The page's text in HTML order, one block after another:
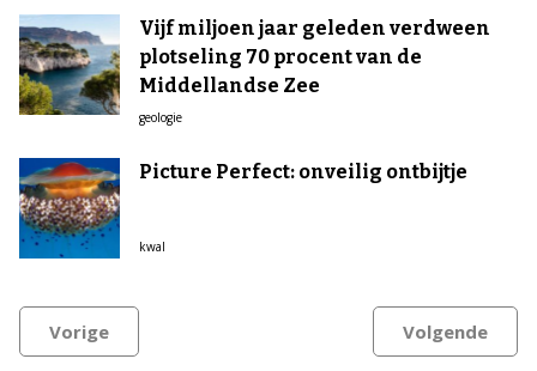
Vijf miljoen jaar geleden verdween
plotseling 70 procent van de
Middellandse Zee
geologie
Picture Perfect: onveilig ontbijtje
kwal
Vorige Volgende